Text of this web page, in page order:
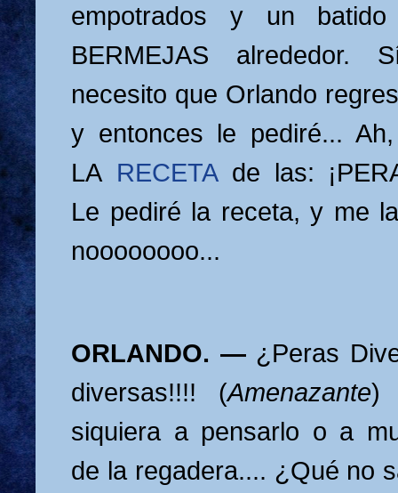
empotrados y un
BERMEJAS alrededor.
necesito que Orlando
y entonces le pediré...
LA RECETAde las:
Le pediré la receta, y me
noooooooo...
ORLANDO. — ¿Peras
diversas!!!! (Amenazante)
siquiera a pensarlo o a
de la regadera.... ¿Qué no